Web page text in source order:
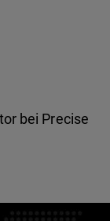
bei Precise